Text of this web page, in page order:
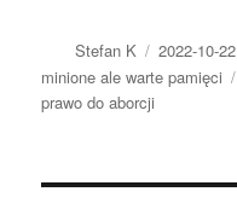
Autor
Stefan K
Data
publikacji
2022-10-22
minione ale warte pamięci
prawo do aborcji